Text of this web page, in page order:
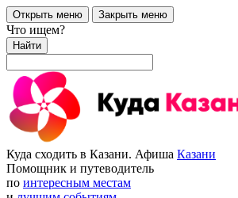
Открыть меню Закрыть меню
Что ищем?
Найти
Куда сходить в Казани. Афиша Казани
Помощник и путеводитель
по интересным местам